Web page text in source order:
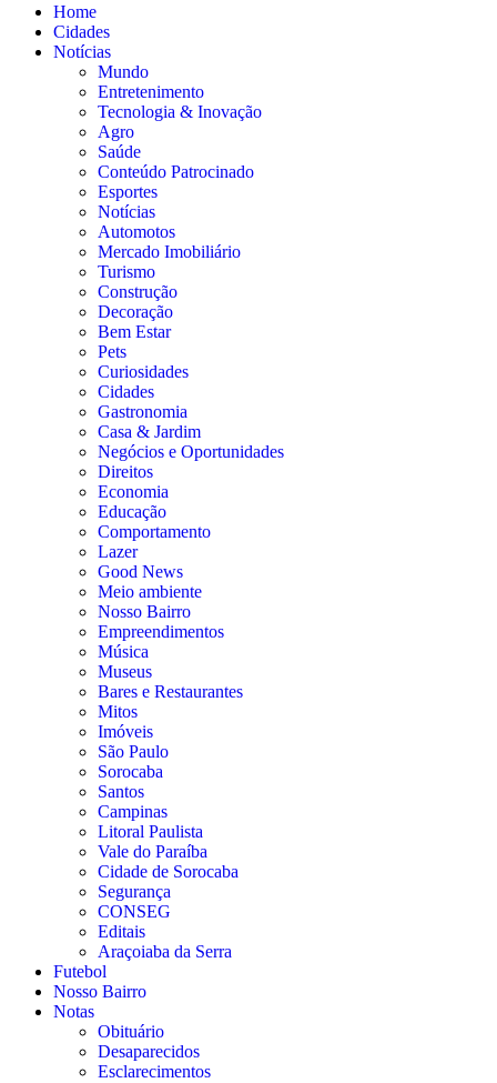
Home
Cidades
Notícias
Mundo
Entretenimento
Tecnologia & Inovação
Agro
Saúde
Conteúdo Patrocinado
Esportes
Notícias
Automotos
Mercado Imobiliário
Turismo
Construção
Decoração
Bem Estar
Pets
Curiosidades
Cidades
Gastronomia
Casa & Jardim
Negócios e Oportunidades
Direitos
Economia
Educação
Comportamento
Lazer
Good News
Meio ambiente
Nosso Bairro
Empreendimentos
Música
Museus
Bares e Restaurantes
Mitos
Imóveis
São Paulo
Sorocaba
Santos
Campinas
Litoral Paulista
Vale do Paraíba
Cidade de Sorocaba
Segurança
CONSEG
Editais
Araçoiaba da Serra
Futebol
Nosso Bairro
Notas
Obituário
Desaparecidos
Esclarecimentos